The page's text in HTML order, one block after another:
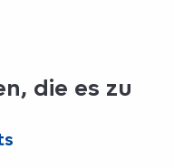
die es zu